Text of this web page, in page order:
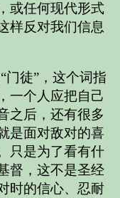
或任何现代形式
样反对我们信息
门徒”，这个词指
一个人应把自己
之后，还有很多
是面对敌对的喜
只是为了看有什
督，这不是圣经
时的信心、忍耐